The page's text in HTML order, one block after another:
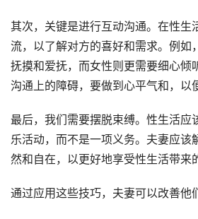
其次，关键是进行互动沟通。在性生
流，以了解对方的喜好和需求。例如
抚摸和爱抚，而女性则更需要细心倾
沟通上的障碍，要做到心平气和，以
最后，我们需要摆脱束缚。性生活应
乐活动，而不是一项义务。夫妻应该
然和自在，以更好地享受性生活带来
通过应用这些技巧，夫妻可以改善他